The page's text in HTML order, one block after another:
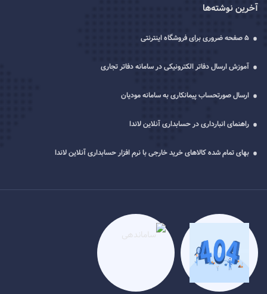
آخرین نوشته‌ها
5 صفحه ضروری برای فروشگاه اینترنتی
آموزش ارسال دفاتر الکترونیکی در سامانه دفاتر تجاری
ارسال صورتحساب پیمانکاری به سامانه مودیان
راهنمای انبارداری در حسابداری آنلاین لاندا
بهای تمام شده کالاهای خرید خارجی با نرم افزار حسابداری آنلاین لاندا